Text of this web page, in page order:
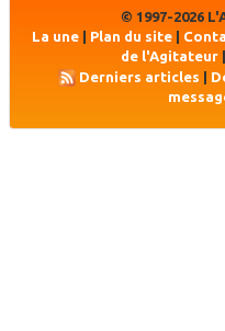
© 1997-2026
La une
Plan du site
de l'Agitateur|
Derniers articles |